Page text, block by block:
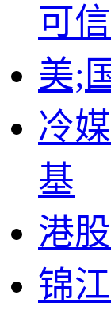
可
美;
冷
基
港
锦